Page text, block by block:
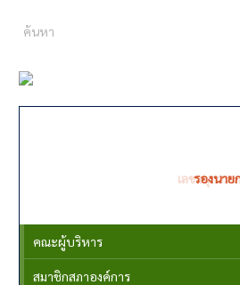
เลขานุการ
คณะผู้บริหาร
สมาชิกสภาองค์การ